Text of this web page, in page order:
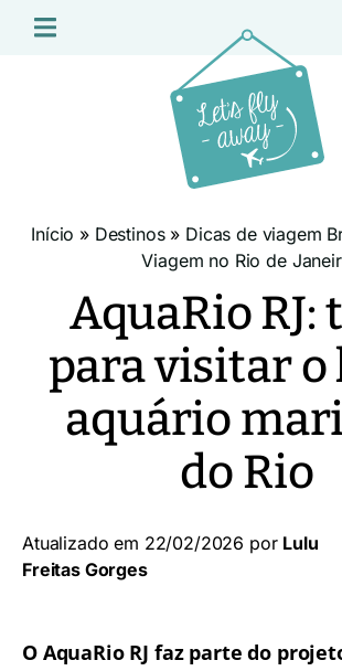
Início » Destinos» Dicas de viagem
Viagem no Rio de
AquaRio RJ:
para visitar o
aquário
do Rio
Atualizado em 22/02/2026 por Lulu
Freitas Gorges
O AquaRio RJ faz parte do